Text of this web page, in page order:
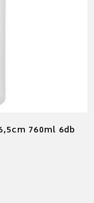
760ml 6db